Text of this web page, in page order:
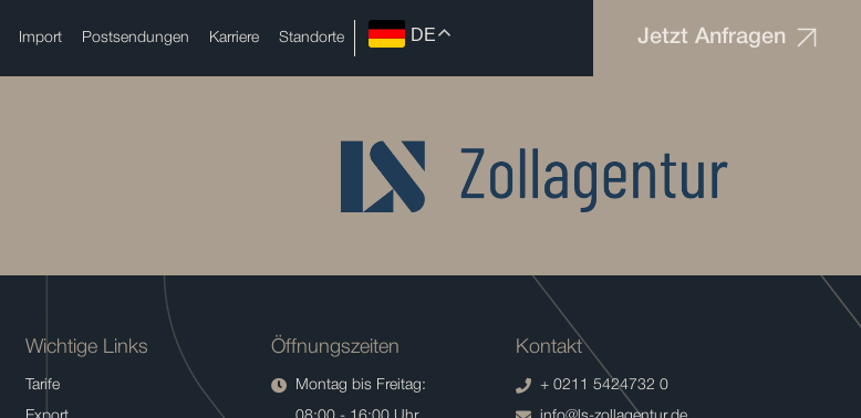
Import Postsendungen Karriere Standorte DE Jetzt Anfragen
Wichtige Links
Tarife
Öffnungszeiten
Montag bis Freitag:
Kontakt
+ 0211 5424732 0